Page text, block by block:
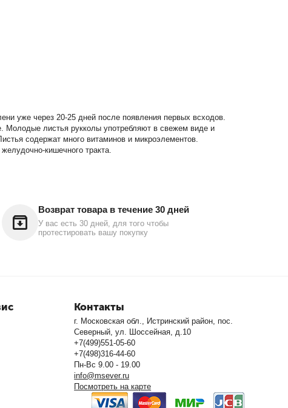
уже через 20-25 дней после появления первых всходов.
Молодые листья рукколы употребляют в свежем виде и
содержат много витаминов и микроэлементов.
кишечного тракта.
Возврат товара в течение 30 дней
У вас есть 30 дней, для того чтобы
протестировать вашу покупку
Контакты
г. Московская обл., Истринский район, пос.
Северный, ул. Шоссейная, д.10
+7(499)551-05-60
+7(498)316-44-60
Пн-Вс 9.00 - 19.00
info@msever.ru
Посмотреть на карте